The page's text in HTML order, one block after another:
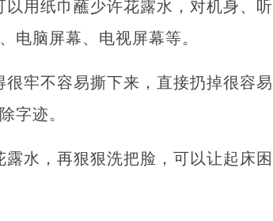
用纸巾蘸少许花露水，对机身、听
电脑屏幕、电视屏幕等。
牢不容易撕下来，直接扔掉很容易
字迹。
水，再狠狠洗把脸，可以让起床困